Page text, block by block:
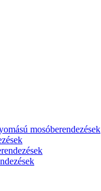
mosóberendezések